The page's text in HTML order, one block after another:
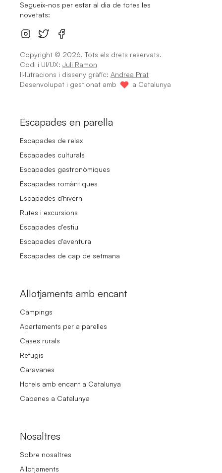
Segueix-nos per estar al dia de totes les
novetats:
Copyright © 2026. Tots els drets reservats.
Codi i UI/UX: Juli Ramon
Il·lutracions i disseny gràfic: Andrea Prat
Desenvolupat i gestionat amb
a Catalunya
Escapades en parella
Escapades de relax
Escapades culturals
Escapades gastronòmiques
Escapades romàntiques
Escapades d'hivern
Rutes i excursions
Escapades d'estiu
Escapades d'aventura
Escapades de cap de setmana
Allotjaments amb encant
Càmpings
Apartaments per a parelles
Cases rurals
Refugis
Caravanes
Hotels amb encant a Catalunya
Cabanes a Catalunya
Nosaltres
Sobre nosaltres
Allotjaments